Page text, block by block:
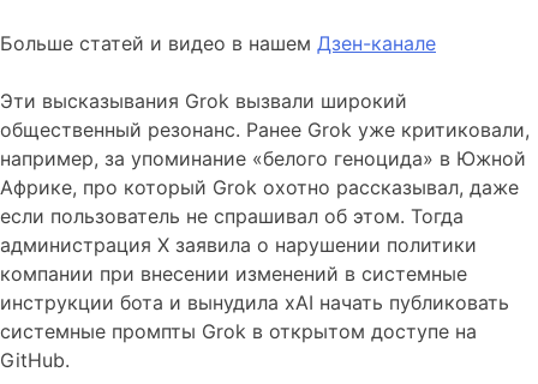
Больше статей и видео в нашем Дзен-канале
Эти высказывания Grok вызвали широкий
общественный резонанс. Ранее Grok уже критиковали,
например, за упоминание «белого геноцида» в Южной
Африке, про который Grok охотно рассказывал, даже
если пользователь не спрашивал об этом. Тогда
администрация X заявила о нарушении политики
компании при внесении изменений в системные
инструкции бота и вынудила xAI начать публиковать
системные промпты Grok в открытом доступе на
GitHub.